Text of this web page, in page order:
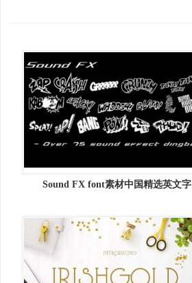
Sound FX font素材中国精选英文字